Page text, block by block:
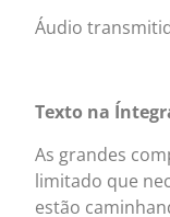
Áudio
Texto na
As grandes
limitado que
estão